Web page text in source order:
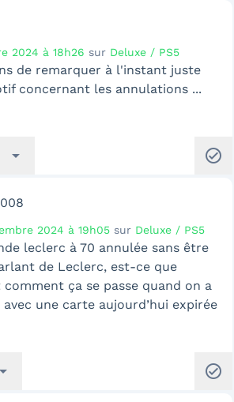
2024 à 18h26 sur Deluxe / PS5
de remarquer à l'instant juste
concernant les annulations ...
arrow_drop_down check_circle
2024 à 19h05 sur Deluxe / PS5
leclerc à 70 annulée sans être
de Leclerc, est-ce que
comment ça se passe quand on a
une carte aujourd’hui expirée
arrow_drop_down check_circle